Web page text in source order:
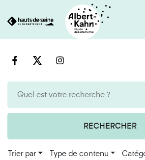
au
RECHERCHER
Trier par Type de contenu
Cookies et traceurs utilisés sur ce site